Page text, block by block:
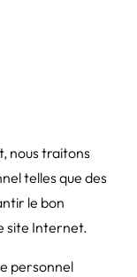
nous traitons
telles que des
le bon
site Internet.
personnel